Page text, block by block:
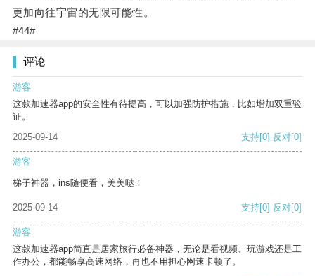
更加向往宇宙的无限可能性。
#44#
评论
游客
这款加速器app的安全性有待提高，可以加强防护措施，比如增加双重验
证。
2025-09-14
支持[0] 反对[0]
游客
梯子神器，ins随便看，美美哒！
2025-09-14 支持[0] 反对[0]
游客
这款加速器app简直是居家旅行必备神器，无论是看视频、玩游戏还是工
作办公，都能畅享高速网络，再也不用担心网速卡顿了。